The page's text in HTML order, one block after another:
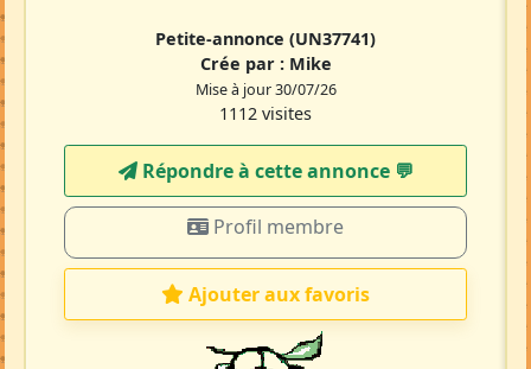
Petite-annonce (UN37741)
Crée par : Mike
Mise à jour 30/07/26
1112 visites
Répondre à cette annonce 💬​
Profil membre
Ajouter aux favoris